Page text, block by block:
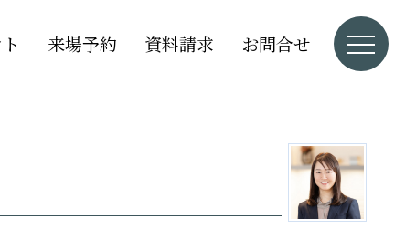
来場予約 資料請求 お問合せ